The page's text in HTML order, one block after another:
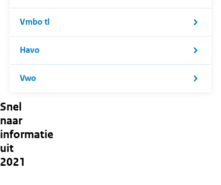
Vmbo tl
Havo
Vwo
Snel
naar
informatie
uit
2021